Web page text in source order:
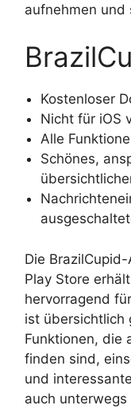
aufnehmen und
Kostenloser
Nicht für iOS
Alle
Schönes,
Die
Play Store
hervorragend
ist übersichtlich
Funktionen, die
finden sind,
und
auch